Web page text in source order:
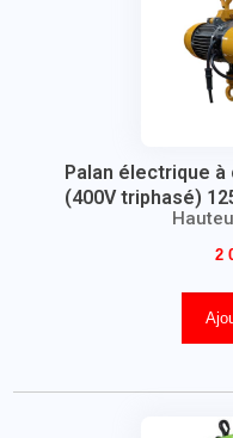
Palan électrique à
(400V triphasé)
2